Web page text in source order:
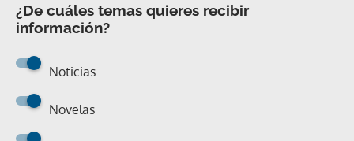
¿De cuáles temas quieres recibir
información?
Noticias
Novelas